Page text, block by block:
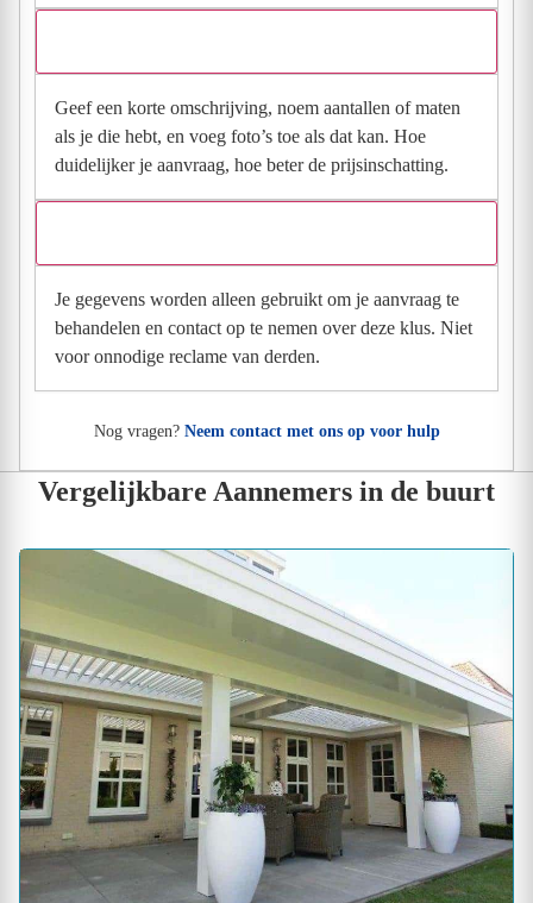
Geef een korte omschrijving, noem aantallen of maten
als je die hebt, en voeg foto’s toe als dat kan. Hoe
duidelijker je aanvraag, hoe beter de prijsinschatting.
Je gegevens worden alleen gebruikt om je aanvraag te
behandelen en contact op te nemen over deze klus. Niet
voor onnodige reclame van derden.
Nog vragen? Neem contact met ons op voor hulp
Vergelijkbare Aannemers in de buurt